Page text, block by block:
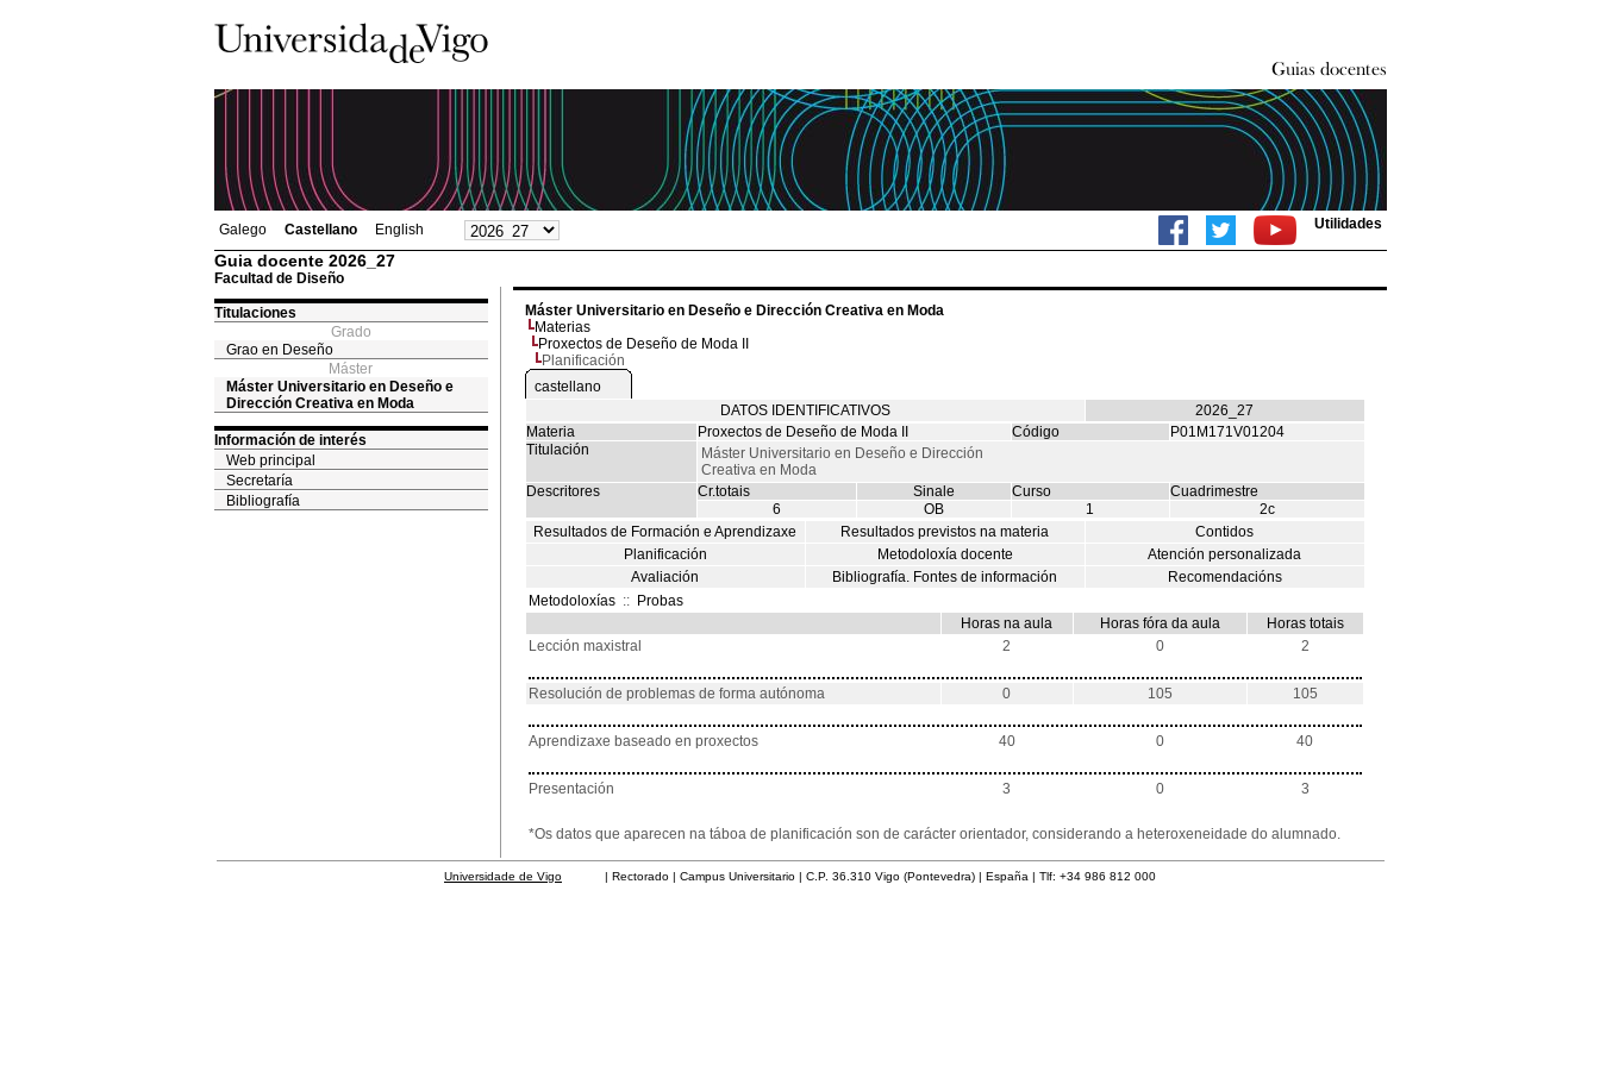
Galego Castellano English Utilidades
Guia docente 2026_27
Facultad de Diseño
Titulaciones
Grado
Grao en Deseño
Máster
Máster Universitario en Deseño e
Dirección Creativa en Moda
Información de interés
Web principal
Secretaría
Bibliografía
Máster Universitario en Deseño e Dirección Creativa en Moda
Materias
Proxectos de Deseño de Moda II
Planificación
castellano
DATOS IDENTIFICATIVOS
2026_27
Materia
Proxectos de Deseño de Moda II Código
P01M171V01204
Titulación
Máster Universitario en Deseño e Dirección
Creativa en Moda
Descritores
Cr.totais Sinale Curso
Cuadrimestre
6
OB 1
2c
Resultados de Formación e Aprendizaxe
Resultados previstos na materia
Contidos
Planificación
Metodoloxía docente
Atención personalizada
Avaliación
Bibliografía. Fontes de información
Recomendacións
Metodoloxías:: Probas
Horas na aula
Horas fóra da aula
Horas totais
Lección maxistral
2 0 2
Resolución de problemas de forma autónoma 0 105 105
Aprendizaxe baseado en proxectos 40 0 40
Presentación 3 0 3
*Os datos que aparecen na táboa de planificación son de carácter orientador, considerando a heteroxeneidade do alumnado.
Universidade de Vigo | Rectorado | Campus Universitario | C.P. 36.310 Vigo (Pontevedra) | España | Tlf: +34 986 812 000